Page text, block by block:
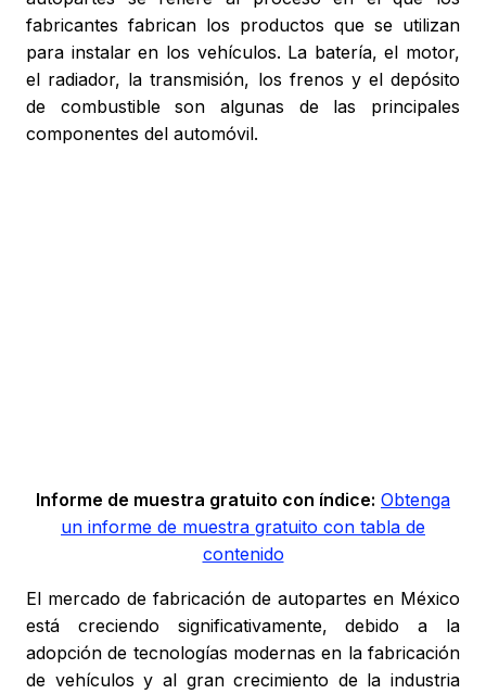
fabricantes fabrican los productos que se utilizan
para instalar en los vehículos. La batería, el motor,
el radiador, la transmisión, los frenos y el depósito
de combustible son algunas de las principales
componentes del automóvil.
Informe de muestra gratuito con índice: Obtenga
un informe de muestra gratuito con tabla de
contenido
El mercado de fabricación de autopartes en México
está creciendo significativamente, debido a la
adopción de tecnologías modernas en la fabricación
de vehículos y al gran crecimiento de la industria